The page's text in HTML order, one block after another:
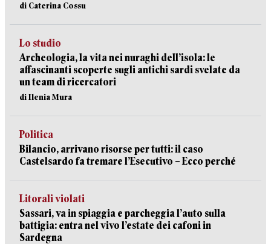
di Caterina Cossu
Lo studio
Archeologia, la vita nei nuraghi dell’isola: le
affascinanti scoperte sugli antichi sardi svelate da
un team di ricercatori
di Ilenia Mura
Politica
Bilancio, arrivano risorse per tutti: il caso
Castelsardo fa tremare l’Esecutivo – Ecco perché
Litorali violati
Sassari, va in spiaggia e parcheggia l’auto sulla
battigia: entra nel vivo l’estate dei cafoni in
Sardegna